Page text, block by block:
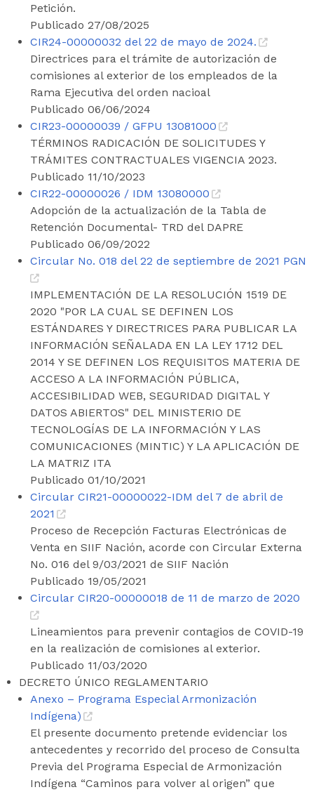
Petición.
Publicado 27/08/2025
CIR24-00000032 del 22 de mayo de 2024.
Directrices para el trámite de autorización de
comisiones al exterior de los empleados de la
Rama Ejecutiva del orden nacioal
Publicado 06/06/2024
CIR23-00000039 / GFPU 13081000
TÉRMINOS RADICACIÓN DE SOLICITUDES Y
TRÁMITES CONTRACTUALES VIGENCIA 2023.
Publicado 11/10/2023
CIR22-00000026 / IDM 13080000
Adopción de la actualización de la Tabla de
Retención Documental- TRD del DAPRE
Publicado 06/09/2022
Circular No. 018 del 22 de septiembre de 2021 PGN
IMPLEMENTACIÓN DE LA RESOLUCIÓN 1519 DE
2020 "POR LA CUAL SE DEFINEN LOS
ESTÁNDARES Y DIRECTRICES PARA PUBLICAR LA
INFORMACIÓN SEÑALADA EN LA LEY 1712 DEL
2014 Y SE DEFINEN LOS REQUISITOS MATERIA DE
ACCESO A LA INFORMACIÓN PÚBLICA,
ACCESIBILIDAD WEB, SEGURIDAD DIGITAL Y
DATOS ABIERTOS" DEL MINISTERIO DE
TECNOLOGÍAS DE LA INFORMACIÓN Y LAS
COMUNICACIONES (MINTIC) Y LA APLICACIÓN DE
LA MATRIZ ITA
Publicado 01/10/2021
Circular CIR21-00000022-IDM del 7 de abril de
2021
Proceso de Recepción Facturas Electrónicas de
Venta en SIIF Nación, acorde con Circular Externa
No. 016 del 9/03/2021 de SIIF Nación
Publicado 19/05/2021
Circular CIR20-00000018 de 11 de marzo de 2020
Lineamientos para prevenir contagios de COVID-19
en la realización de comisiones al exterior.
Publicado 11/03/2020
DECRETO ÚNICO REGLAMENTARIO
Anexo – Programa Especial Armonización
Indígena)
El presente documento pretende evidenciar los
antecedentes y recorrido del proceso de Consulta
Previa del Programa Especial de Armonización
Indígena “Caminos para volver al origen” que